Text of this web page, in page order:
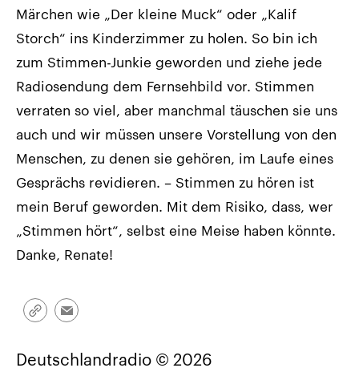
Märchen wie „Der kleine Muck“ oder „Kalif
Storch“ ins Kinderzimmer zu holen. So bin ich
zum Stimmen-Junkie geworden und ziehe jede
Radiosendung dem Fernsehbild vor. Stimmen
verraten so viel, aber manchmal täuschen sie uns
auch und wir müssen unsere Vorstellung von den
Menschen, zu denen sie gehören, im Laufe eines
Gesprächs revidieren. – Stimmen zu hören ist
mein Beruf geworden. Mit dem Risiko, dass, wer
„Stimmen hört“, selbst eine Meise haben könnte.
Danke, Renate!
Link
Email
Deutschlandradio © 2026